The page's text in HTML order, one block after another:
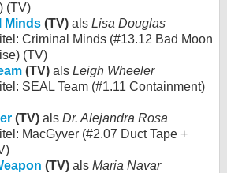
(TV)
Minds (TV) als Lisa Douglas
Criminal Minds (#13.12 Bad Moon
(TV)
(TV) als Leigh Wheeler
SEAL Team (#1.11 Containment)
(TV) als Dr. Alejandra Rosa
MacGyver (#2.07 Duct Tape +
(TV) als Maria Navar